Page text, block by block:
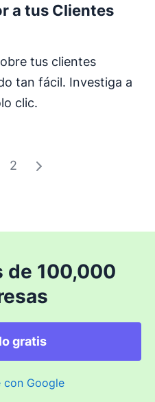
a tus Clientes
tus clientes
tan fácil. Investiga a
clic.
2
de 100,000
gratis
con Google